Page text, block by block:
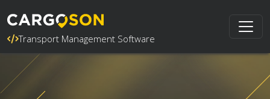
Transport Management Software